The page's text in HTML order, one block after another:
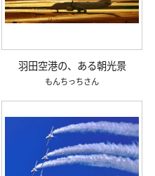
羽田空港の、ある朝光景
もんちっち